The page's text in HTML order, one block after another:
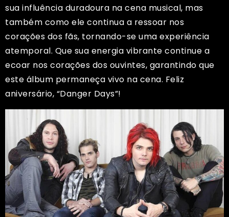
sua influência duradoura na cena musical, mas
também como ele continua a ressoar nos
corações dos fãs, tornando-se uma experiência
atemporal. Que sua energia vibrante continue a
ecoar nos corações dos ouvintes, garantindo que
este álbum permaneça vivo na cena. Feliz
aniversário, “Danger Days”!